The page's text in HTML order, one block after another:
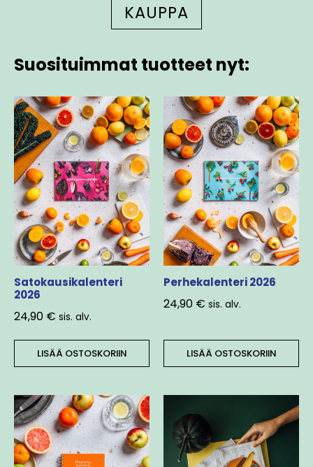
KAUPPA
Suosituimmat tuotteet nyt:
Satokausikalenteri
2026
24,90 € sis. alv.
LISÄÄ OSTOSKORIIN
Perhekalenteri 2026
24,90 € sis. alv.
LISÄÄ OSTOSKORIIN